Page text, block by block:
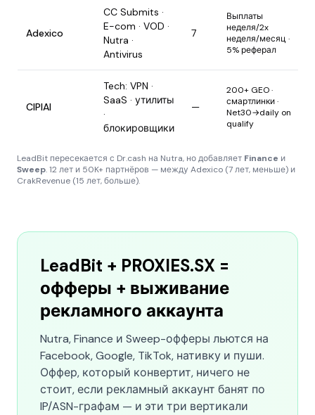
Adexico
CC Submits ·
E-com · VOD ·
Nutra ·
Antivirus
7
Выплаты
неделя/2x
неделя/месяц ·
5% реферал
CIPIAI
Tech: VPN ·
SaaS · утилиты
·
блокировщики
—
200+ GEO ·
смартлинки ·
Net30→daily on
qualify
LeadBit пересекается с Dr.cash на Nutra, но добавляет Finance и
Sweep. 12 лет и 50K+ партнёров — между Adexico (7 лет, меньше) и
CrakRevenue (15 лет, больше).
LeadBit + PROXIES.SX =
офферы + выживание
рекламного аккаунта
Nutra, Finance и Sweep-офферы льются на
Facebook, Google, TikTok, нативку и пуши.
Оффер, который конвертит, ничего не
стоит, если рекламный аккаунт банят по
IP/ASN-графам — и эти три вертикали